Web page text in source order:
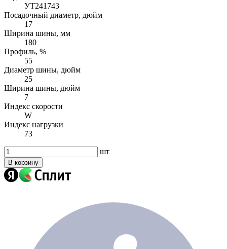
УТ241743
Посадочный диаметр, дюйм
17
Ширина шины, мм
180
Профиль, %
55
Диаметр шины, дюйм
25
Ширина шины, дюйм
7
Индекс скорости
W
Индекс нагрузки
73
шт
В корзину